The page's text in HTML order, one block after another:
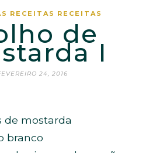
RECEITAS RECEITAS
de
I
24, 2016
de mostarda
branco